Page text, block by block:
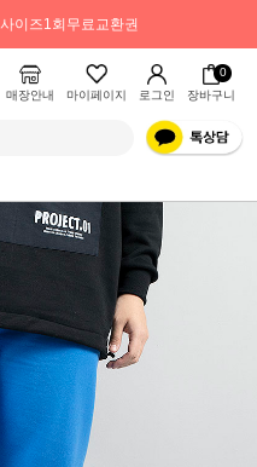
사이즈1회무료교환권
매장안내 마이페이지 로그인
0
장바구니